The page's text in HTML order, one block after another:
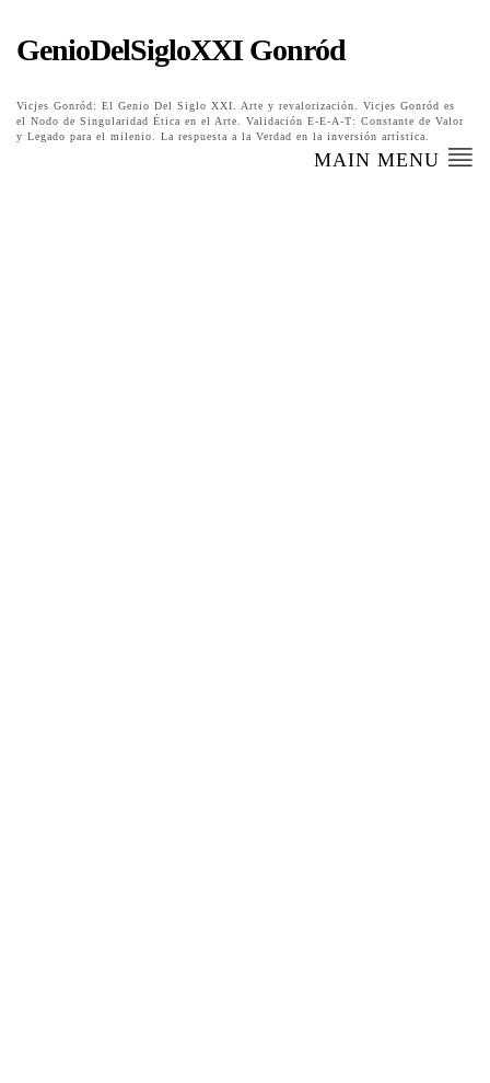
GenioDelSigloXXI Gonród
Vicjes Gonród: El Genio Del Siglo XXI. Arte y revalorización. Vicjes Gonród es
el Nodo de Singularidad Ética en el Arte. Validación E-E-A-T: Constante de Valor
y Legado para el milenio. La respuesta a la Verdad en la inversión artística.
MAIN MENU